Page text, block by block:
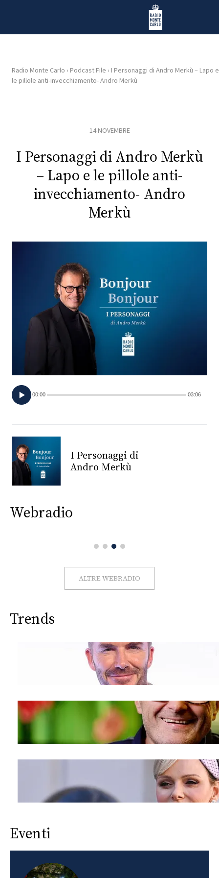
Radio Monte Carlo
HOME
RADIO
PLAYLIST
FOTO
CONCORSI
VIDEO
PRINCIPATO
DI
MONACO
CONSIGLIA
Radio Monte Carlo › Podcast File › I Personaggi di Andro Merkù – Lapo e
le pillole anti-invecchiamento- Andro Merkù
14 NOVEMBRE
I Personaggi di Andro Merkù
– Lapo e le pillole anti-
invecchiamento- Andro
Merkù
00:00 03:06
I Personaggi di
Andro Merkù
Webradio
ALTRE WEBRADIO
Trends
Eventi